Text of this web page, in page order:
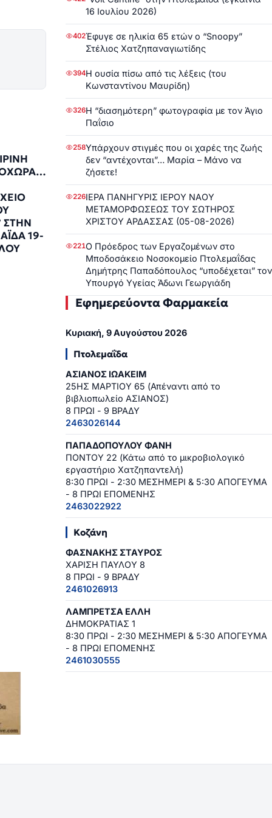
ΣΤΗΝ
19-
16 Ιουλίου 2026)
402Έφυγε σε ηλικία 65 ετών ο “Snoopy”
Στέλιος Χατζηπαναγιωτίδης
394Η ουσία πίσω από τις λέξεις (του
Κωνσταντίνου Μαυρίδη)
326Η “διασημότερη” φωτογραφία με τον Άγιο
Παΐσιο
258Υπάρχουν στιγμές που οι χαρές της ζωής
δεν “αντέχονται”… Μαρία – Μάνο να
ζήσετε!
226ΙΕΡΑ ΠΑΝΗΓΥΡΙΣ ΙΕΡΟΥ ΝΑΟΥ
ΜΕΤΑΜΟΡΦΩΣΕΩΣ ΤΟΥ ΣΩΤΗΡΟΣ
ΧΡΙΣΤΟΥ ΑΡΔΑΣΣΑΣ (05-08-2026)
221Ο Πρόεδρος των Εργαζομένων στο
Μποδοσάκειο Νοσοκομείο Πτολεμαΐδας
Δημήτρης Παπαδόπουλος “υποδέχεται” τον
Υπουργό Υγείας Άδωνι Γεωργιάδη
Εφημερεύοντα Φαρμακεία
Κυριακή, 9 Αυγούστου 2026
Πτολεμαΐδα
ΑΣΙΑΝΟΣ ΙΩΑΚΕΙΜ
25ΗΣ ΜΑΡΤΙΟΥ 65 (Απέναντι από το
βιβλιοπωλείο ΑΣΙΑΝΟΣ)
8 ΠΡΩΙ - 9 ΒΡΑΔΥ
2463026144
ΠΑΠΑΔΟΠΟΥΛΟΥ ΦΑΝΗ
ΠΟΝΤΟΥ 22 (Κάτω από το μικροβιολογικό
εργαστήριο Χατζηπαντελή)
8:30 ΠΡΩΙ - 2:30 ΜΕΣΗΜΕΡΙ & 5:30 ΑΠΟΓΕΥΜΑ
- 8 ΠΡΩΙ ΕΠΟΜΕΝΗΣ
2463022922
Κοζάνη
ΦΑΣΝΑΚΗΣ ΣΤΑΥΡΟΣ
ΧΑΡΙΣΗ ΠΑΥΛΟΥ 8
8 ΠΡΩΙ - 9 ΒΡΑΔΥ
2461026913
ΛΑΜΠΡΕΤΣΑ ΕΛΛΗ
ΔΗΜΟΚΡΑΤΙΑΣ 1
8:30 ΠΡΩΙ - 2:30 ΜΕΣΗΜΕΡΙ & 5:30 ΑΠΟΓΕΥΜΑ
- 8 ΠΡΩΙ ΕΠΟΜΕΝΗΣ
2461030555